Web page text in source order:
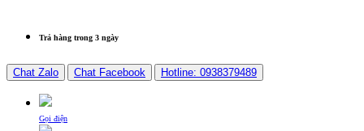
Trả hàng trong 3 ngày
Chat Zalo Chat Facebook Hotline: 0938379489
Gọi điện